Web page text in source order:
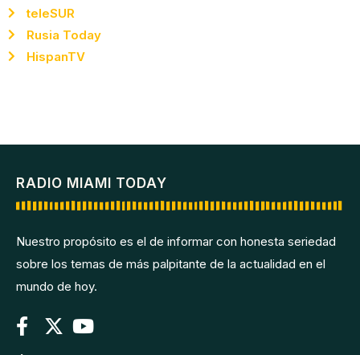
teleSUR
Rusia Today
HispanTV
RADIO MIAMI TODAY
Nuestro propósito es el de informar con honesta seriedad
sobre los temas de más palpitante de la actualidad en el
mundo de hoy.